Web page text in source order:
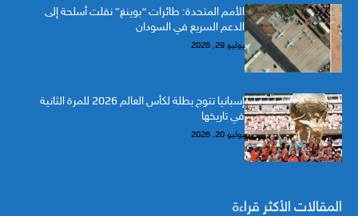
الأمم المتحدة: طائرات “بوينغ” نقلت أسلحة إلى
الدعم السريع في السودان
يوليو 29, 2026
إسبانيا تتوج بطلة لكأس العالم 2026 للمرة الثانية
في تاريخها
يوليو 20, 2026
المقالات الأكثر قراءة